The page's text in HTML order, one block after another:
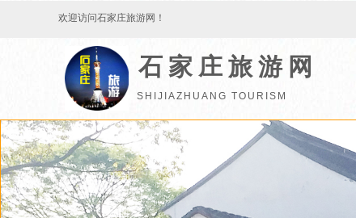
欢迎访问石家庄旅游网！
石家庄旅游网
SHIJIAZHUANG TOURISM